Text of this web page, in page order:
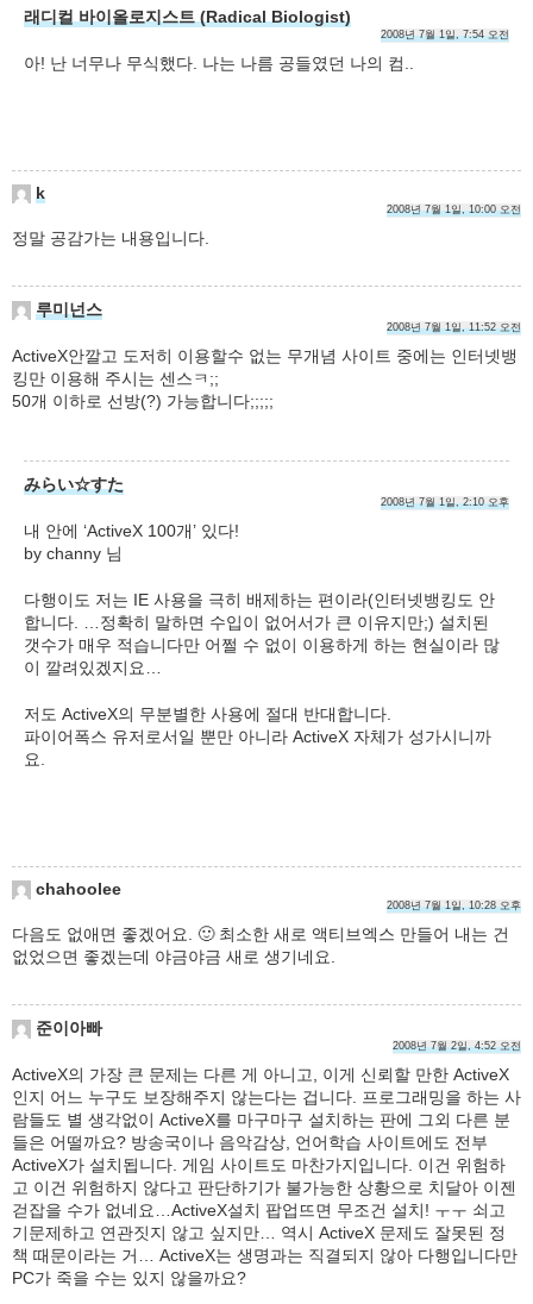
래디컬 바이올로지스트 (Radical Biologist)
2008년 7월 1일, 7:54 오전
아! 난 너무나 무식했다. 나는 나름 공들였던 나의 컴..
k
2008년 7월 1일, 10:00 오전
정말 공감가는 내용입니다.
루미넌스
2008년 7월 1일, 11:52 오전
ActiveX안깔고 도저히 이용할수 없는 무개념 사이트 중에는 인터넷뱅
킹만 이용해 주시는 센스ㅋ;;
50개 이하로 선방(?) 가능합니다;;;;;
みらい☆すた
2008년 7월 1일, 2:10 오후
내 안에 ‘ActiveX 100개’ 있다!
by channy 님
다행이도 저는 IE 사용을 극히 배제하는 편이라(인터넷뱅킹도 안
합니다. …정확히 말하면 수입이 없어서가 큰 이유지만;) 설치된
갯수가 매우 적습니다만 어쩔 수 없이 이용하게 하는 현실이라 많
이 깔려있겠지요…
저도 ActiveX의 무분별한 사용에 절대 반대합니다.
파이어폭스 유저로서일 뿐만 아니라 ActiveX 자체가 성가시니까
요.
chahoolee
2008년 7월 1일, 10:28 오후
다음도 없애면 좋겠어요. 🙂 최소한 새로 액티브엑스 만들어 내는 건
없었으면 좋겠는데 야금야금 새로 생기네요.
준이아빠
2008년 7월 2일, 4:52 오전
ActiveX의 가장 큰 문제는 다른 게 아니고, 이게 신뢰할 만한 ActiveX
인지 어느 누구도 보장해주지 않는다는 겁니다. 프로그래밍을 하는 사
람들도 별 생각없이 ActiveX를 마구마구 설치하는 판에 그외 다른 분
들은 어떨까요? 방송국이나 음악감상, 언어학습 사이트에도 전부
ActiveX가 설치됩니다. 게임 사이트도 마찬가지입니다. 이건 위험하
고 이건 위험하지 않다고 판단하기가 불가능한 상황으로 치달아 이젠
걷잡을 수가 없네요…ActiveX설치 팝업뜨면 무조건 설치! ㅜㅜ 쇠고
기문제하고 연관짓지 않고 싶지만… 역시 ActiveX 문제도 잘못된 정
책 때문이라는 거… ActiveX는 생명과는 직결되지 않아 다행입니다만
PC가 죽을 수는 있지 않을까요?